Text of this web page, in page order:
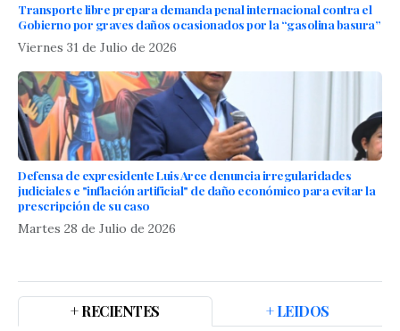
Transporte libre prepara demanda penal internacional contra el
Gobierno por graves daños ocasionados por la “gasolina basura”
Viernes 31 de Julio de 2026
Defensa de expresidente Luis Arce denuncia irregularidades
judiciales e "inflación artificial" de daño económico para evitar la
prescripción de su caso
Martes 28 de Julio de 2026
+ RECIENTES + LEIDOS